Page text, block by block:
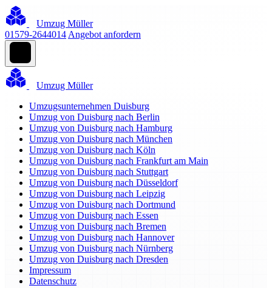
Umzug Müller
01579-2644014 Angebot anfordern
Umzug Müller
Umzugsunternehmen Duisburg
Umzug von Duisburg nach Berlin
Umzug von Duisburg nach Hamburg
Umzug von Duisburg nach München
Umzug von Duisburg nach Köln
Umzug von Duisburg nach Frankfurt am Main
Umzug von Duisburg nach Stuttgart
Umzug von Duisburg nach Düsseldorf
Umzug von Duisburg nach Leipzig
Umzug von Duisburg nach Dortmund
Umzug von Duisburg nach Essen
Umzug von Duisburg nach Bremen
Umzug von Duisburg nach Hannover
Umzug von Duisburg nach Nürnberg
Umzug von Duisburg nach Dresden
Impressum
Datenschutz